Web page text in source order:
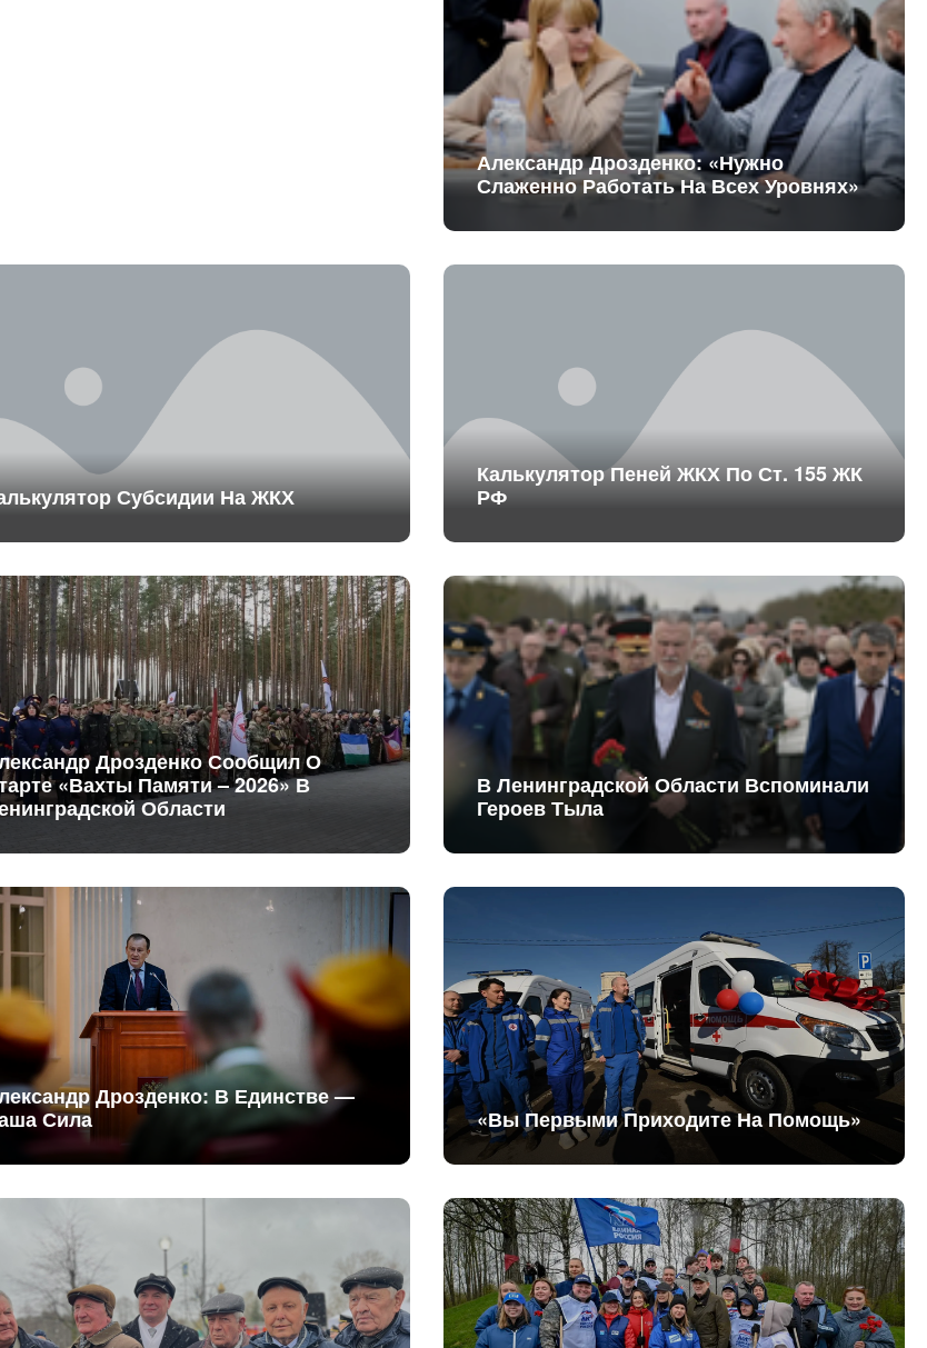
Александр Дрозденко: «Нужно
Слаженно Работать На Всех Уровнях»
Субсидии На ЖКХ
Калькулятор Пеней ЖКХ По Ст. 155 ЖК
РФ
Дрозденко Сообщил О
«Вахты Памяти – 2026» В
Области
В Ленинградской Области Вспоминали
Героев Тыла
Дрозденко: В Единстве —
Сила
«Вы Первыми Приходите На Помощь»